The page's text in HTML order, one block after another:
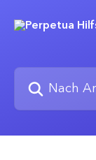
Nach Artikeln